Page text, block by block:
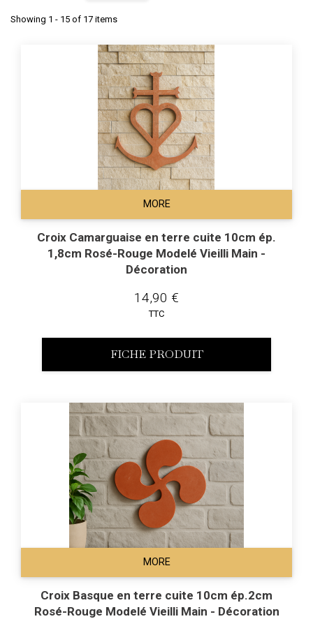
Showing 1 - 15 of 17 items
MORE
Croix Camarguaise en terre cuite 10cm ép.
1,8cm Rosé-Rouge Modelé Vieilli Main -
Décoration
14,90 €
TTC
FICHE PRODUIT
MORE
Croix Basque en terre cuite 10cm ép.2cm
Rosé-Rouge Modelé Vieilli Main - Décoration